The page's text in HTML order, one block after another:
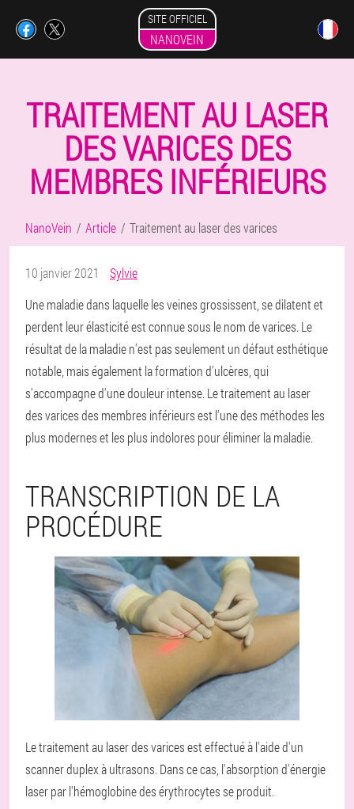
SITE OFFICIEL
NANOVEIN
TRAITEMENT AU LASER
DES VARICES DES
MEMBRES INFÉRIEURS
NanoVein Article Traitement au laser des varices
10 janvier 2021
Sylvie
Une maladie dans laquelle les veines grossissent, se dilatent et
perdent leur élasticité est connue sous le nom de varices. Le
résultat de la maladie n'est pas seulement un défaut esthétique
notable, mais également la formation d'ulcères, qui
s'accompagne d'une douleur intense. Le traitement au laser
des varices des membres inférieurs est l'une des méthodes les
plus modernes et les plus indolores pour éliminer la maladie.
TRANSCRIPTION DE LA
PROCÉDURE
Le traitement au laser des varices est effectué à l'aide d'un
scanner duplex à ultrasons. Dans ce cas, l'absorption d'énergie
laser par l'hémoglobine des érythrocytes se produit.